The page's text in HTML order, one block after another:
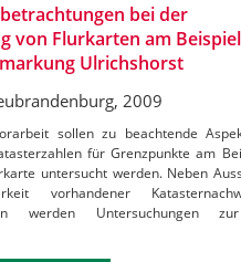
bei der
von Flurkarten am
Ulrichshorst
2009
sollen zu beachtende
für Grenzpunkte am
untersucht werden. Neben
vorhandener
werden Untersuchungen